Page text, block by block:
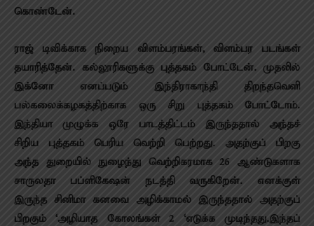
கொண்டேன்.
ராஜ் டிவிக்காக நிறைய விளம்பரங்கள், விளம்பர படங்கள்
தயாரித்தேன். கல்லூரிகளுக்கு புத்தகம் போட்டேன். முதலில்
இக்னோ எனப்படும் இந்திராகாந்தி திறந்தவெளி
பல்கலைக்கழகத்திற்காக ஒரு சிறு புத்தகம் போட்டோம்.
இந்தியா முழுக்க ஒரே பாடத்திட்டம் இருந்ததால் அந்தச்
சிறிய புத்தகம் பெரிய வெற்றி பெற்றது. அதற்குப் பிறகு
அந்த துறையில் நுழைந்து வெற்றிகரமாக 26 ஆண்டுகளாக
சாருலதா பப்ளிகேஷன் நடத்தி வருகிறேன். எனக்குள்
இருந்த சினிமா கனவை அழிக்காமல் இருந்ததால் அதற்குப்
பிறகும் ‘அழியாத கோலங்கள் 2 ‘எடுக்க முடிந்தது.இந்தப்